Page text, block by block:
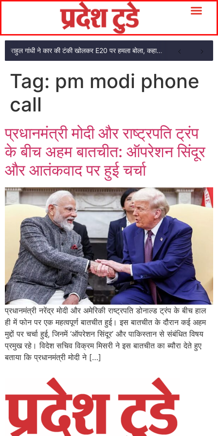
राहुल गांधी ने कार की टंकी खोलकर E20 पर हमला बोला, कहा- पूरी दाल ही काली है
Tag: pm modi phone
call
प्रधानमंत्री मोदी और राष्ट्रपति ट्रंप
के बीच अहम बातचीत: ऑपरेशन सिंदूर
और आतंकवाद पर हुई चर्चा
प्रधानमंत्री नरेंद्र मोदी और अमेरिकी राष्ट्रपति डोनाल्ड ट्रंप के बीच हाल
ही में फोन पर एक महत्वपूर्ण बातचीत हुई। इस बातचीत के दौरान कई अहम
मुद्दों पर चर्चा हुई, जिनमें ‘ऑपरेशन सिंदूर’ और पाकिस्तान से संबंधित विषय
प्रमुख रहे। विदेश सचिव विक्रम मिसरी ने इस बातचीत का ब्यौरा देते हुए
बताया कि प्रधानमंत्री मोदी ने […]